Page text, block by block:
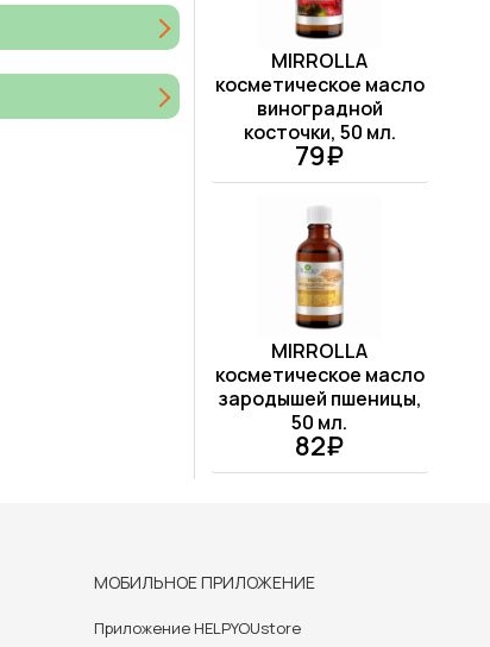
MIRROLLA
косметическое масло
виноградной
косточки, 50 мл.
79₽
MIRROLLA
косметическое масло
зародышей пшеницы,
50 мл.
82₽
МОБИЛЬНОЕ ПРИЛОЖЕНИЕ
Приложение HELPYOUstore